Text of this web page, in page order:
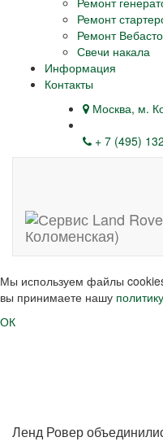
Ремонт
Ремонт Вебасто
Свечи накала
Информация
Контакты
Москва, м.
+ 7 (495)
Мы используем файлы
вы принимаете нашу
ОК
Ленд Ровер